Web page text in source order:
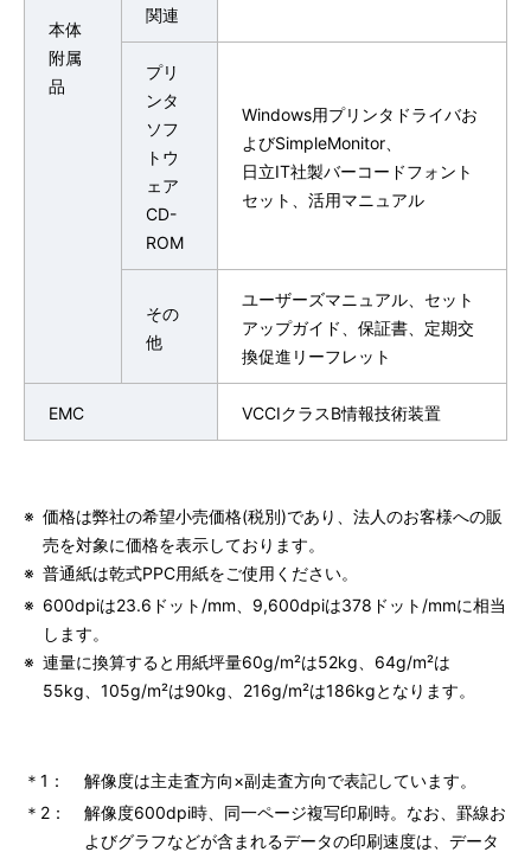
本体
附属
品
関連
プリ
ンタ
ソフ
トウ
ェア
CD-
ROM
Windows用プリンタドライバお
よびSimpleMonitor、
日立IT社製バーコードフォント
セット、活用マニュアル
その
他
ユーザーズマニュアル、セット
アップガイド、保証書、定期交
換促進リーフレット
EMC VCCIクラスB情報技術装置
※ 価格は弊社の希望小売価格(税別)であり、法人のお客様への販
売を対象に価格を表示しております。
※ 普通紙は乾式PPC用紙をご使用ください。
※ 600dpiは23.6ドット/mm、9,600dpiは378ドット/mmに相当
します。
※ 連量に換算すると用紙坪量60g/m²は52kg、64g/m²は
55kg、105g/m²は90kg、216g/m²は186kgとなります。
＊1：
解像度は主走査方向×副走査方向で表記しています。
＊2：
解像度600dpi時、同一ページ複写印刷時。なお、罫線お
よびグラフなどが含まれるデータの印刷速度は、データ